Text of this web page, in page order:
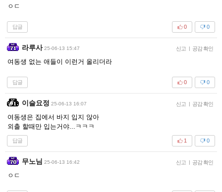
ㅇㄷ
답글 0
0
라루사 25-06-13 15:47 신고 | 공감 확인
여동생 없는 애들이 이런거 올리더라
답글 0
0
이슬요정 25-06-13 16:07 신고 | 공감 확인
여동생은 집에서 바지 입지 않아
외출 할때만 입는거야...ㅋㅋㅋ
답글 0
1
무노님 25-06-13 16:42 신고 | 공감 확인
ㅇㄷ